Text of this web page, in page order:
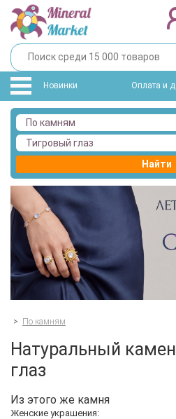
Новинки Оплата и
Найти
> По камням
Натуральный
глаз
Из этого же камня
Женские украшения: